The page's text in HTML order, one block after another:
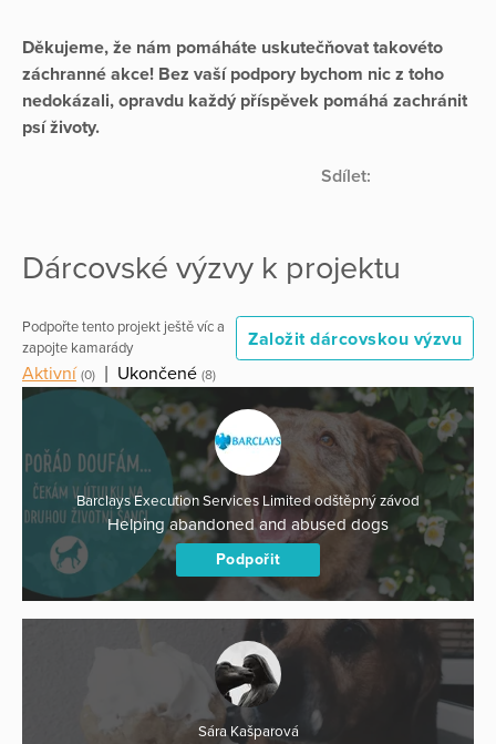
Děkujeme, že nám pomáháte uskutečňovat takovéto
záchranné akce! Bez vaší podpory bychom nic z toho
nedokázali, opravdu každý příspěvek pomáhá zachránit
psí životy.
Sdílet:
Dárcovské výzvy k projektu
Podpořte tento projekt ještě víc a
zapojte kamarády
Založit dárcovskou výzvu
Aktivní (0) Ukončené (8)
Barclays Execution Services Limited odštěpný závod
Helping abandoned and abused dogs
Podpořit
Sára Kašparová